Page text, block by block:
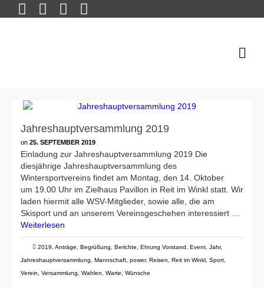
Jahreshauptversammlung 2019
on 25. SEPTEMBER 2019
Einladung zur Jahreshauptversammlung 2019 Die
diesjährige Jahreshauptversammlung des
Wintersportvereins findet am Montag, den 14. Oktober
um 19.00 Uhr im Zielhaus Pavillon in Reit im Winkl statt. Wir
laden hiermit alle WSV-Mitglieder, sowie alle, die am
Skisport und an unserem Vereinsgeschehen interessiert …
Weiterlesen
2019 Anträge Begrüßung Berichte Ehrung Vorstand Event Jahr,
Jahreshauptversammlung
Mannschaft power, Reisen Reit im Winkl Sport
Verein
Versammlung Wahlen Warte Wünsche